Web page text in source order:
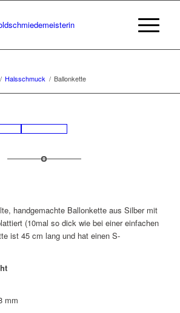
/ Halsschmuck / Ballonkette
handgemachte Ballonkette aus Silber mit
(10mal so dick wie bei einer einfachen
ist 45 cm lang und hat einen S-
mm